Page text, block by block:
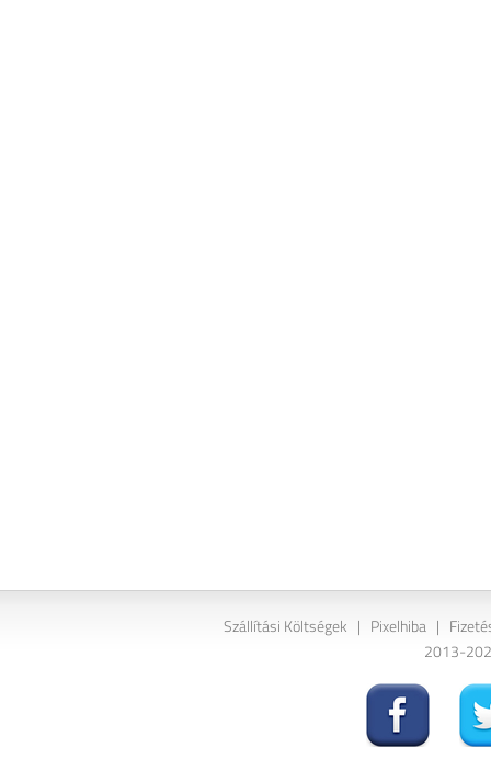
Szállítási Költségek | Pixelhiba |
2013-